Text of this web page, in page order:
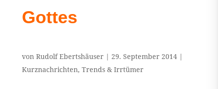
Gottes
von Rudolf Ebertshäuser| 29. September 2014|
Kurznachrichten, Trends & Irrtümer